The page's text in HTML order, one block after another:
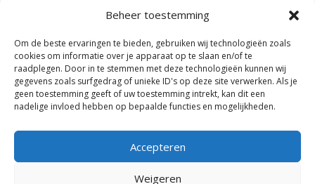
Beheer toestemming
Om de beste ervaringen te bieden, gebruiken wij technologieën zoals
cookies om informatie over je apparaat op te slaan en/of te
raadplegen. Door in te stemmen met deze technologieën kunnen wij
gegevens zoals surfgedrag of unieke ID's op deze site verwerken. Als je
geen toestemming geeft of uw toestemming intrekt, kan dit een
nadelige invloed hebben op bepaalde functies en mogelijkheden.
Accepteren
Weigeren
Alle steden